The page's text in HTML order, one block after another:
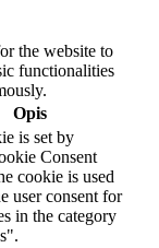
the website to
functionalities
Opis
is set by
Consent
cookie is used
user consent for
in the category